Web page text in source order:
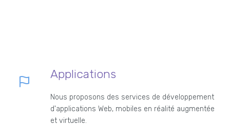
Applications
Nous proposons des services de développement
d'applications Web, mobiles en réalité augmentée
et virtuelle.